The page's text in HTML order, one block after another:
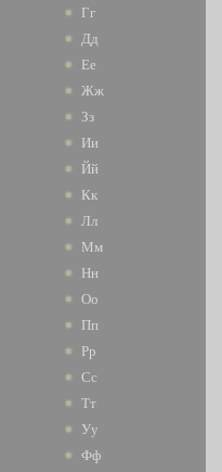
Гг
Дд
Ее
Жж
Зз
Ии
Йй
Кк
Лл
Мм
Нн
Оо
Пп
Рр
Сс
Тт
Уу
Фф